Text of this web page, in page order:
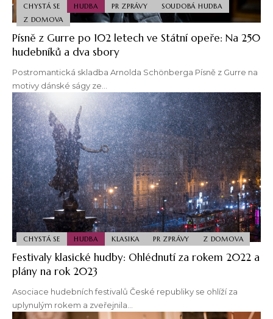
CHYSTÁ SE HUDBA PR ZPRÁVY
SOUDOBÁ HUDBA
Z DOMOVA
Písně z Gurre po 102 letech ve Státní opeře: Na 250
hudebníků a dva sbory
Postromantická skladba Arnolda Schönberga Písně z Gurre na
motivy dánské ságy ze…
CHYSTÁ SE HUDBA KLASIKA PR ZPRÁVY Z DOMOVA
Festivaly klasické hudby: Ohlédnutí za rokem 2022 a
plány na rok 2023
Asociace hudebních festivalů České republiky se ohlíží za
uplynulým rokem a zveřejnila…